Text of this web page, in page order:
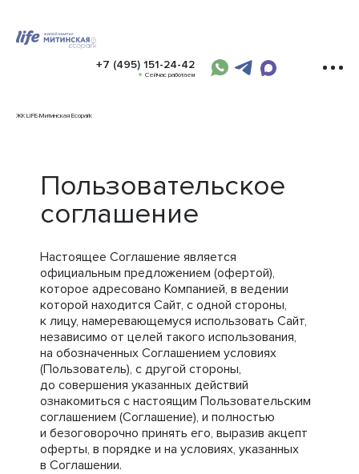
ЖК LIFE-Митинская Ecopark
+7 (495) 151-24-42
Сейчас работаем
Пользовательское
соглашение
Настоящее Соглашение является
официальным предложением (офертой),
которое адресовано Компанией, в ведении
которой находится Сайт, с одной стороны,
к лицу, намеревающемуся использовать Сайт,
независимо от целей такого использования,
на обозначенных Соглашением условиях
(Пользователь), с другой стороны,
до совершения указанных действий
ознакомиться с настоящим Пользовательским
соглашением (Соглашение), и полностью
и безоговорочно принять его, выразив акцепт
оферты, в порядке и на условиях, указанных
в Соглашении.